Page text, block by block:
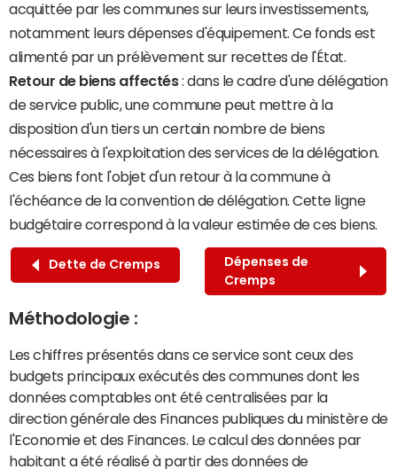
acquittée par les communes sur leurs investissements,
notamment leurs dépenses d'équipement. Ce fonds est
alimenté par un prélèvement sur recettes de l'État.
Retour de biens affectés: dans le cadre d'une délégation
de service public, une commune peut mettre à la
disposition d'un tiers un certain nombre de biens
nécessaires à l'exploitation des services de la délégation.
Ces biens font l'objet d'un retour à la commune à
l'échéance de la convention de délégation. Cette ligne
budgétaire correspond à la valeur estimée de ces biens.
Dette de Cremps
Dépenses de
Cremps
Méthodologie :
Les chiffres présentés dans ce service sont ceux des
budgets principaux exécutés des communes dont les
données comptables ont été centralisées par la
direction générale des Finances publiques du ministère de
l'Economie et des Finances. Le calcul des données par
habitant a été réalisé à partir des données de